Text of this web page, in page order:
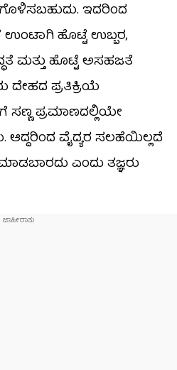
ಇದರಿಂದ
ಹೊಟ್ಟೆ ಉಬ್ಬರ,
ಮತ್ತು ಹೊಟ್ಟೆ ಅಸಹಜತೆ
ದೇಹದ ಪ್ರತಿಕ್ರಿಯೆ
ಸಣ್ಣ ಪ್ರಮಾಣದಲ್ಲಿಯೇ
ಆದ್ದರಿಂದ ವೈದ್ಯರ ಸಲಹೆಯಿಲ್ಲದೆ
ಎಂದು ತಜ್ಞರು